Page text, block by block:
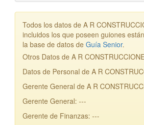
Todos los datos de A R
incluidos los que poseen guiones
la base de datos de Guía Senior.
Otros Datos de A R
Datos de Personal de A R
Gerente General de A R
Gerente General: ---
Gerente de Finanzas: ---